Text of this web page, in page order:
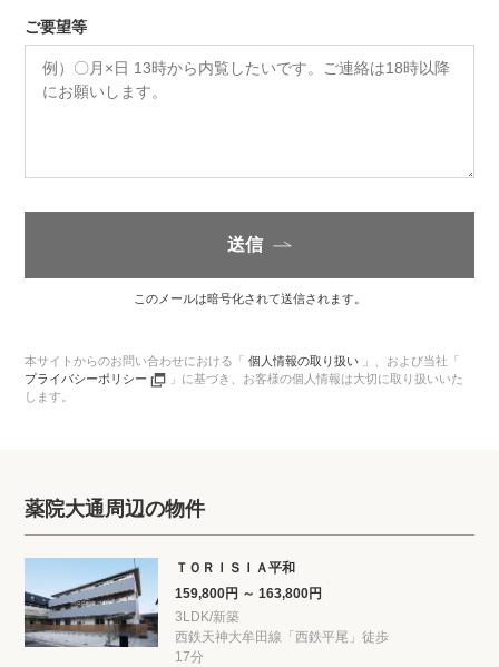
ご要望等
送信
このメールは暗号化されて送信されます。
本サイトからのお問い合わせにおける「個人情報の取り扱い 」、 および当社「
プライバシーポリシー
」に基づき、 お客様の個人情報は大切に取り扱いいた
します。
薬院大通周辺の物件
ＴＯＲＩＳＩＡ平和
159,800円 ～ 163,800円
3LDK/新築
西鉄天神大牟田線「西鉄平尾」徒歩
17分